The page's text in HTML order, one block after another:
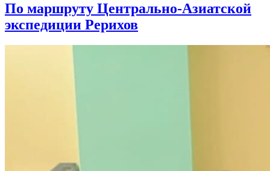
По маршруту Центрально-Азиатской
экспедиции Рерихов